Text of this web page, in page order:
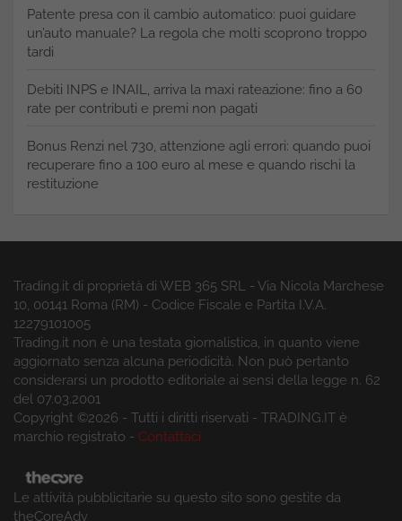
Patente presa con il cambio automatico: puoi guidare
un’auto manuale? La regola che molti scoprono troppo
tardi
Debiti INPS e INAIL, arriva la maxi rateazione: fino a 60
rate per contributi e premi non pagati
Bonus Renzi nel 730, attenzione agli errori: quando puoi
recuperare fino a 100 euro al mese e quando rischi la
restituzione
Trading.it di proprietà di WEB 365 SRL - Via Nicola Marchese
10, 00141 Roma (RM) - Codice Fiscale e Partita I.V.A.
12279101005
Trading.it non è una testata giornalistica, in quanto viene
aggiornato senza alcuna periodicità. Non può pertanto
considerarsi un prodotto editoriale ai sensi della legge n. 62
del 07.03.2001
Copyright ©2026 - Tutti i diritti riservati - TRADING.IT è
marchio registrato - Contattaci
Le attività pubblicitarie su questo sito sono gestite da
theCoreAdv